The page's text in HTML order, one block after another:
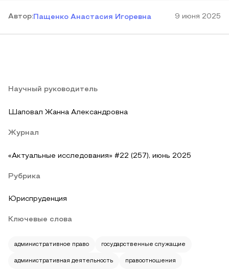
Автор:Пащенко Анастасия Игоревна 9 июня 2025
Научный руководитель
Шаповал Жанна Александровна
Журнал
«Актуальные исследования» #22 (257), июнь 2025
Рубрика
Юриспруденция
Ключевые слова
административное право государственные служащие
административная деятельность правоотношения